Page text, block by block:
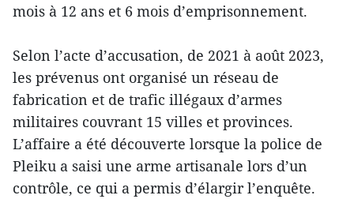
mois à 12 ans et 6 mois d’emprisonnement.
Selon l’acte d’accusation, de 2021 à août 2023,
les prévenus ont organisé un réseau de
fabrication et de trafic illégaux d’armes
militaires couvrant 15 villes et provinces.
L’affaire a été découverte lorsque la police de
Pleiku a saisi une arme artisanale lors d’un
contrôle, ce qui a permis d’élargir l’enquête.